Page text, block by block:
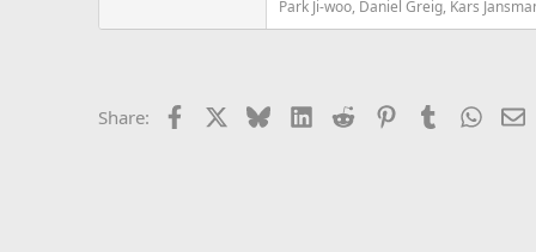
Park Ji-woo, Daniel Greig, Kars
Share: Facebook BlueskyLinkedIn
Reddit PinterestTumblr